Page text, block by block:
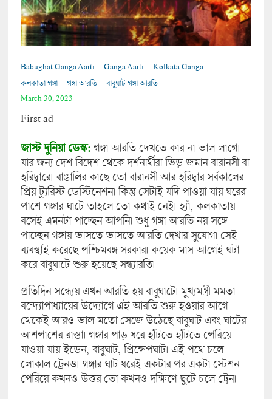
Babughat Ganga Aarti Ganga Aarti
Kolkata Ganga
কলকাতা গঙ্গা
গঙ্গা আরতি
বাবুঘাট গঙ্গা আরতি
March 30, 2023
First ad
জাস্ট দুনিয়া ডেস্ক:গঙ্গা আরতি দেখতে কার না ভাল লাগে।
যার জন্য দেশ বিদেশ থেকে দর্শনার্থীরা ভিড় জমান বারানসী বা
হরিদ্বারে। বাঙালির কাছে তো বারানসী আর হরিদ্বার সর্বকালের
প্রিয় ট্যুরিস্ট ডেস্টিনেশন। কিন্তু সেটাই যদি পাওয়া যায় ঘরের
পাশে গঙ্গার ঘাটে তাহলে তো কথাই নেই। হ্যাঁ, কলকাতায়
বসেই এমনটা পাচ্ছেন আপনি। শুধু গঙ্গা আরতি নয় সঙ্গে
পাচ্ছেন গঙ্গায় ভাসতে ভাসতে আরতি দেখার সুযোগ। সেই
ব্যবস্থাই করেছে পশ্চিমবঙ্গ সরকার। কয়েক মাস আগেই ঘটা
করে বাবুঘাটে শুরু হয়েছে সন্ধ্যারতি।
প্রতিদিন সন্ধ্যেয় এখন আরতি হয় বাবুঘাটে। মুখ্যমন্ত্রী মমতা
বন্দ্যোপাধ্যায়ের উদ্যোগে এই আরতি শুরু হওয়ার আগে
থেকেই আরও ভাল মতো সেজে উঠেছে বাবুঘাট এবং ঘাটের
আশপাশের রাস্তা। গঙ্গার পাড় ধরে হাঁটতে হাঁটতে পেরিয়ে
যাওয়া যায় ইডেন, বাবুঘাট, প্রিন্সেপঘাট। এই পথে চলে
লোকাল ট্রেনও। গঙ্গার ঘাট ধরেই একটার পর একটা স্টেশন
পেরিয়ে কখনও উত্তর তো কখনও দক্ষিণে ছুটে চলে ট্রেন।